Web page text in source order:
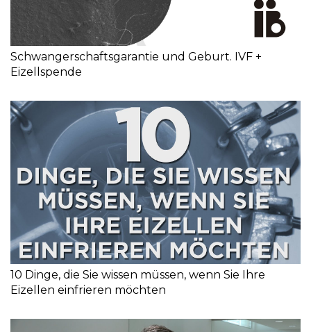
Schwangerschaftsgarantie und Geburt. IVF +
Eizellspende
10 Dinge, die Sie wissen müssen, wenn Sie Ihre
Eizellen einfrieren möchten